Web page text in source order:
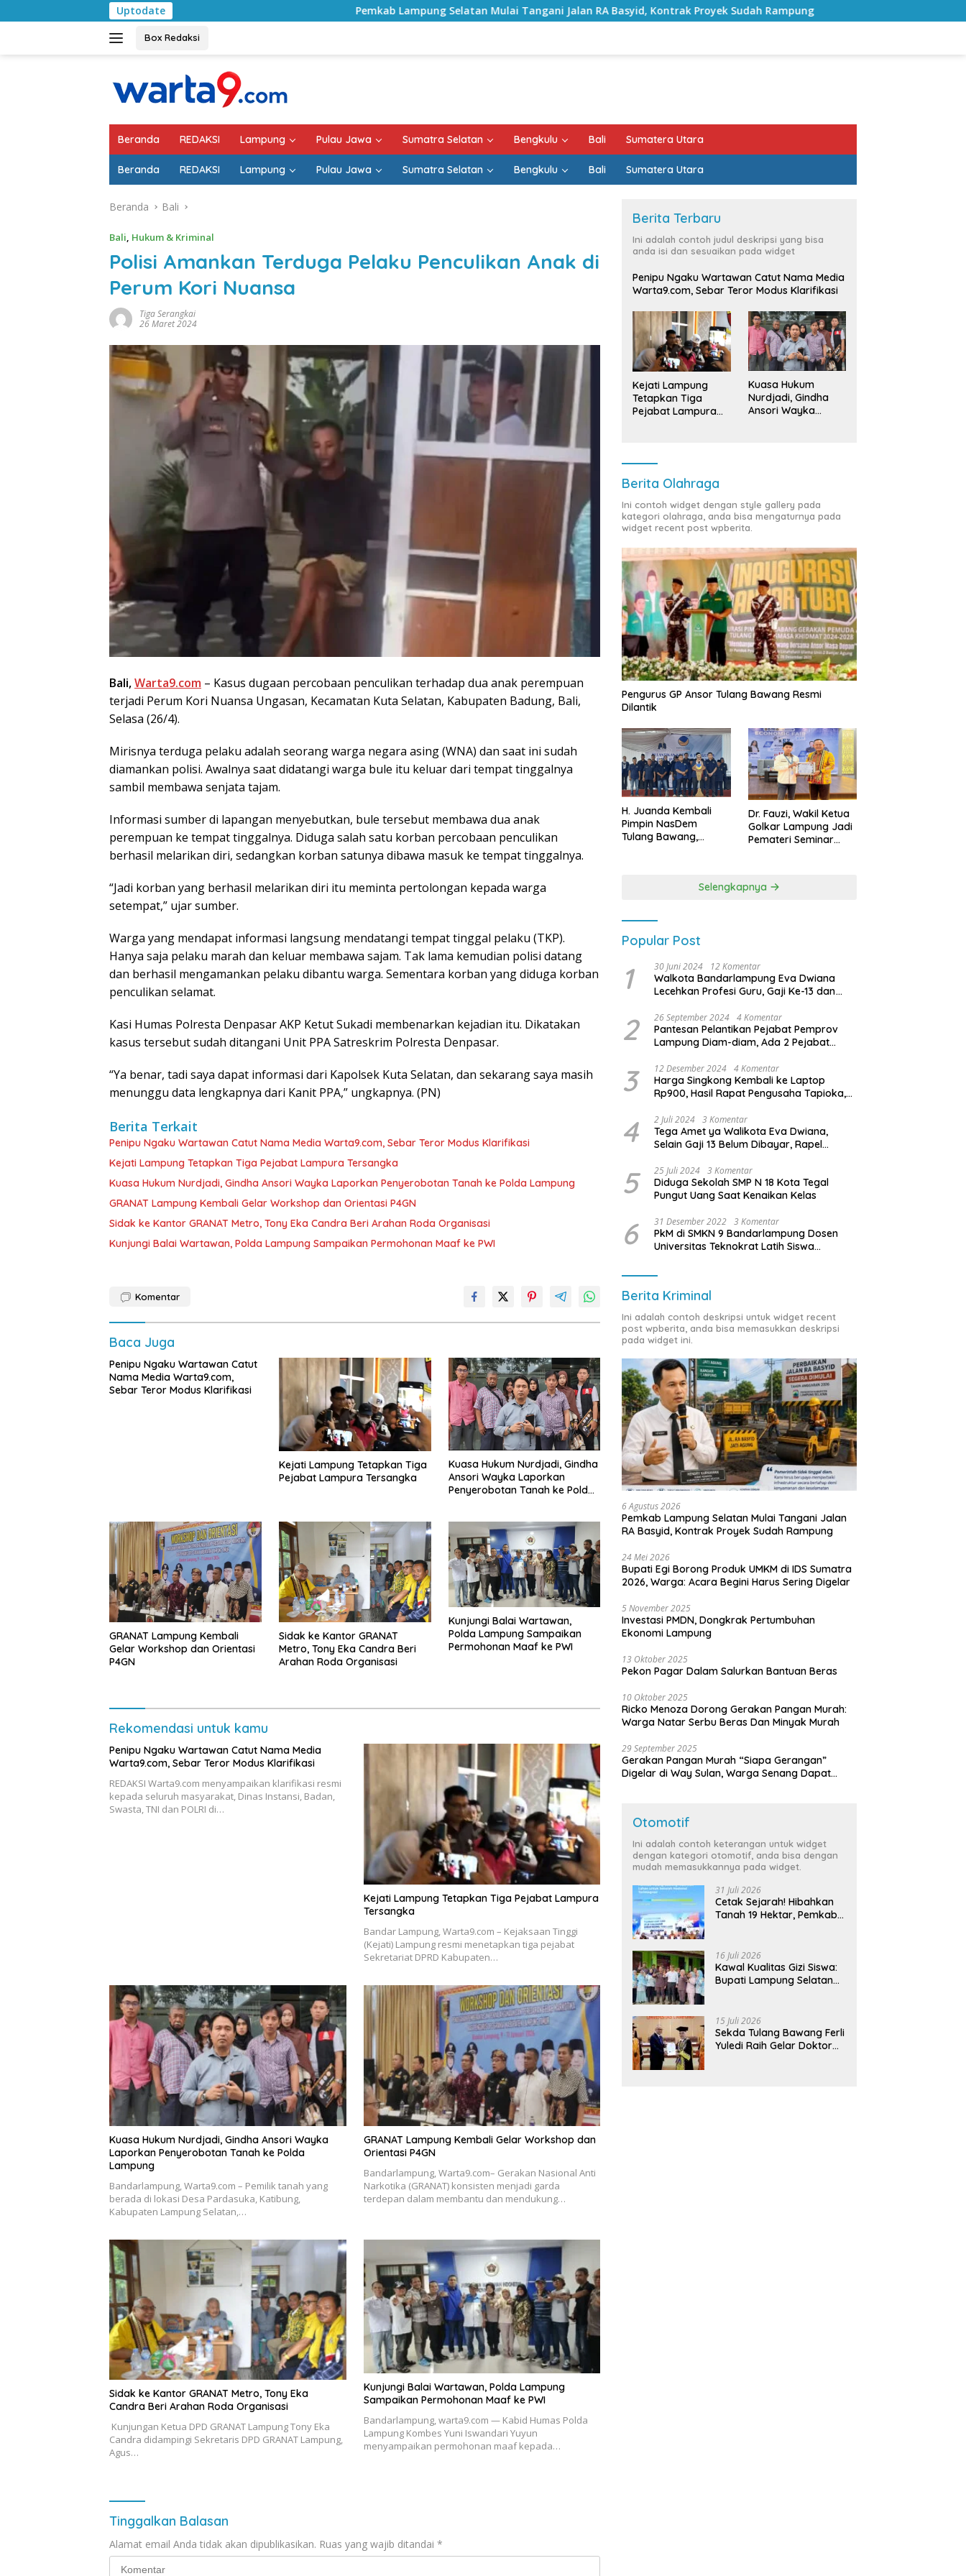
ke
Uptodate Pemkab Lampung Selatan Mulai Tangani Jalan RA Basyid, Kontrak Proyek Sudah Rampung Bulan Kemerdekaan, Bupati Lampung
Box Redaksi
Beranda REDAKSI Lampung Pulau Jawa Sumatra Selatan Bengkulu Bali Sumatera Utara
Beranda REDAKSI Lampung Pulau Jawa Sumatra Selatan Bengkulu Bali Sumatera Utara
Beranda Bali
Bali, Hukum & Kriminal
Polisi Amankan Terduga Pelaku Penculikan Anak di
Perum Kori Nuansa
Tiga Serangkai
26 Maret 2024
Bali,Warta9.com – Kasus dugaan percobaan penculikan terhadap dua anak perempuan
terjadi Perum Kori Nuansa Ungasan, Kecamatan Kuta Selatan, Kabupaten Badung, Bali,
Selasa (26/4).
Mirisnya terduga pelaku adalah seorang warga negara asing (WNA) dan saat ini sudah
diamankan polisi. Awalnya saat didatangi warga bule itu keluar dari tempat tinggalnya
sambil membawa senjata tajam.
Informasi sumber di lapangan menyebutkan, bule tersebut membawa dua anak
perempuan ke tempat tinggalnya. Diduga salah satu korban percobaan penculikan
berhasil melarikan diri, sedangkan korban satunya dibawa masuk ke tempat tinggalnya.
“Jadi korban yang berhasil melarikan diri itu meminta pertolongan kepada warga
setempat,” ujar sumber.
Warga yang mendapat informasi langsung mendatangi tempat tinggal pelaku (TKP).
Hanya saja pelaku marah dan keluar membawa sajam. Tak lama kemudian polisi datang
dan berhasil mengamankan pelaku dibantu warga. Sementara korban yang diduga korban
penculikan selamat.
Kasi Humas Polresta Denpasar AKP Ketut Sukadi membenarkan kejadian itu. Dikatakan
kasus tersebut sudah ditangani Unit PPA Satreskrim Polresta Denpasar.
“Ya benar, tadi saya dapat informasi dari Kapolsek Kuta Selatan, dan sekarang saya masih
menunggu data lengkapnya dari Kanit PPA,” ungkapnya. (PN)
Berita Terkait
Penipu Ngaku Wartawan Catut Nama Media Warta9.com, Sebar Teror Modus Klarifikasi
Kejati Lampung Tetapkan Tiga Pejabat Lampura Tersangka
Kuasa Hukum Nurdjadi, Gindha Ansori Wayka Laporkan Penyerobotan Tanah ke Polda Lampung
GRANAT Lampung Kembali Gelar Workshop dan Orientasi P4GN
‎Sidak ke Kantor GRANAT Metro, Tony Eka Candra Beri Arahan Roda Organisasi
Kunjungi Balai Wartawan, Polda Lampung Sampaikan Permohonan Maaf ke PWI
Komentar
Baca Juga
Penipu Ngaku Wartawan Catut
Nama Media Warta9.com,
Sebar Teror Modus Klarifikasi
Kejati Lampung Tetapkan Tiga
Pejabat Lampura Tersangka
Kuasa Hukum Nurdjadi, Gindha
Ansori Wayka Laporkan
Penyerobotan Tanah ke Polda
GRANAT Lampung Kembali
Gelar Workshop dan Orientasi
P4GN
‎Sidak ke Kantor GRANAT
Metro, Tony Eka Candra Beri
Arahan Roda Organisasi
Kunjungi Balai Wartawan,
Polda Lampung Sampaikan
Permohonan Maaf ke PWI
Rekomendasi untuk kamu
Penipu Ngaku Wartawan Catut Nama Media
Warta9.com, Sebar Teror Modus Klarifikasi
REDAKSI Warta9.com menyampaikan klarifikasi resmi
kepada seluruh masyarakat, Dinas Instansi, Badan,
Swasta, TNI dan POLRI di…
Kejati Lampung Tetapkan Tiga Pejabat Lampura
Tersangka
Bandar Lampung, Warta9.com – Kejaksaan Tinggi
(Kejati) Lampung resmi menetapkan tiga pejabat
Sekretariat DPRD Kabupaten…
Kuasa Hukum Nurdjadi, Gindha Ansori Wayka
Laporkan Penyerobotan Tanah ke Polda
Lampung
Bandarlampung, Warta9.com – Pemilik tanah yang
berada di lokasi Desa Pardasuka, Katibung,
Kabupaten Lampung Selatan,…
GRANAT Lampung Kembali Gelar Workshop dan
Orientasi P4GN
Bandarlampung, Warta9.com– Gerakan Nasional Anti
Narkotika (GRANAT) konsisten menjadi garda
terdepan dalam membantu dan mendukung…
‎Sidak ke Kantor GRANAT Metro, Tony Eka
Candra Beri Arahan Roda Organisasi
‎ ‎Kunjungan Ketua DPD GRANAT Lampung Tony Eka
Candra didampingi Sekretaris DPD GRANAT Lampung,
Agus…
Kunjungi Balai Wartawan, Polda Lampung
Sampaikan Permohonan Maaf ke PWI
Bandarlampung, warta9.com — Kabid Humas Polda
Lampung Kombes Yuni Iswandari Yuyun
menyampaikan permohonan maaf kepada…
Tinggalkan Balasan
Alamat email Anda tidak akan dipublikasikan. Ruas yang wajib ditandai *
Berita Terbaru
Ini adalah contoh judul deskripsi yang bisa
anda isi dan sesuaikan pada widget
Penipu Ngaku Wartawan Catut Nama Media
Warta9.com, Sebar Teror Modus Klarifikasi
Kejati Lampung
Tetapkan Tiga
Pejabat Lampura
Kuasa Hukum
Nurdjadi, Gindha
Ansori Wayka
Berita Olahraga
Ini contoh widget dengan style gallery pada
kategori olahraga, anda bisa mengaturnya pada
widget recent post wpberita.
Pengurus GP Ansor Tulang Bawang Resmi
Dilantik
H. Juanda Kembali
Pimpin NasDem
Tulang Bawang,
Dr. Fauzi, Wakil Ketua
Golkar Lampung Jadi
Pemateri Seminar
Kebangsaan
Selengkapnya
Popular Post
1 30 Juni 2024 12 Komentar
Walkota Bandarlampung Eva Dwiana
Lecehkan Profesi Guru, Gaji Ke-13 dan
2 26 September 2024 4 Komentar
Pantesan Pelantikan Pejabat Pemprov
Lampung Diam-diam, Ada 2 Pejabat
3 12 Desember 2024 4 Komentar
Harga Singkong Kembali ke Laptop
Rp900, Hasil Rapat Pengusaha Tapioka,
Lampung
4 2 Juli 2024 3 Komentar
Tega Amet ya Walikota Eva Dwiana,
Selain Gaji 13 Belum Dibayar, Rapel
Dibayar
5 25 Juli 2024 3 Komentar
Diduga Sekolah SMP N 18 Kota Tegal
Pungut Uang Saat Kenaikan Kelas
6 31 Desember 2022 3 Komentar
PkM di SMKN 9 Bandarlampung Dosen
Universitas Teknokrat Latih Siswa
Berita Kriminal
Ini adalah contoh deskripsi untuk widget recent
post wpberita, anda bisa memasukkan deskripsi
pada widget ini.
6 Agustus 2026
Pemkab Lampung Selatan Mulai Tangani Jalan
RA Basyid, Kontrak Proyek Sudah Rampung
24 Mei 2026
Bupati Egi Borong Produk UMKM di IDS Sumatra
2026, Warga: Acara Begini Harus Sering Digelar
5 November 2025
Investasi PMDN, Dongkrak Pertumbuhan
Ekonomi Lampung
13 Oktober 2025
Pekon Pagar Dalam Salurkan Bantuan Beras
10 Oktober 2025
Ricko Menoza Dorong Gerakan Pangan Murah:
Warga Natar Serbu Beras Dan Minyak Murah
29 September 2025
Gerakan Pangan Murah “Siapa Gerangan”
Digelar di Way Sulan, Warga Senang Dapat
Otomotif
Ini adalah contoh keterangan untuk widget
dengan kategori otomotif, anda bisa dengan
mudah memasukkannya pada widget.
31 Juli 2026
Cetak Sejarah! Hibahkan
Tanah 19 Hektar, Pemkab
Terintegrasi Pertama di
Lampung
16 Juli 2026
Kawal Kualitas Gizi Siswa:
Bupati Lampung Selatan
Bergizi Gratis di Natar
15 Juli 2026
Sekda Tulang Bawang Ferli
Yuledi Raih Gelar Doktor